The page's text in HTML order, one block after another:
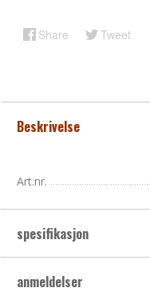
Share Tweet
Beskrivelse
Art.nr.
spesifikasjon
anmeldelser